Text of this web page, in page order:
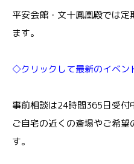
平安会館・文十鳳凰殿では
ます。
◇クリックして最新のイベ
事前相談は24時間365日受付
ご自宅の近くの斎場やご希
す。